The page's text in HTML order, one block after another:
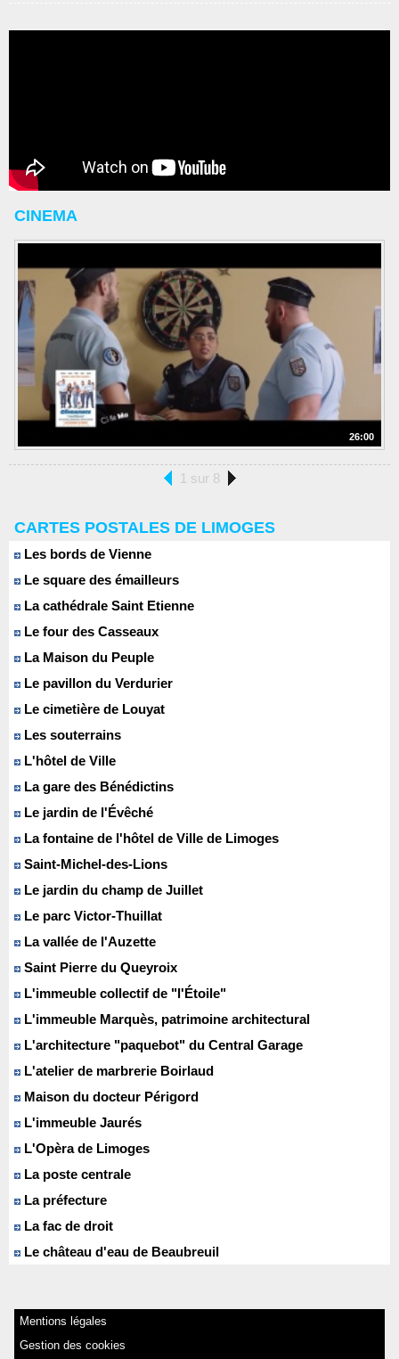
CINEMA
26:00
1 sur 8
CARTES POSTALES DE LIMOGES
Les bords de Vienne
Le square des émailleurs
La cathédrale Saint Etienne
Le four des Casseaux
La Maison du Peuple
Le pavillon du Verdurier
Le cimetière de Louyat
Les souterrains
L'hôtel de Ville
La gare des Bénédictins
Le jardin de l'Évêché
La fontaine de l'hôtel de Ville de Limoges
Saint-Michel-des-Lions
Le jardin du champ de Juillet
Le parc Victor-Thuillat
La vallée de l'Auzette
Saint Pierre du Queyroix
L'immeuble collectif de "l'Étoile"
L'immeuble Marquès, patrimoine architectural
L'architecture "paquebot" du Central Garage
L'atelier de marbrerie Boirlaud
Maison du docteur Périgord
L'immeuble Jaurés
L'Opèra de Limoges
La poste centrale
La préfecture
La fac de droit
Le château d'eau de Beaubreuil
Mentions légales
Gestion des cookies